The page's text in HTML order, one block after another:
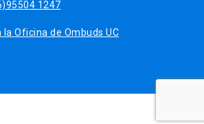
1247
la Oficina de Ombuds UC